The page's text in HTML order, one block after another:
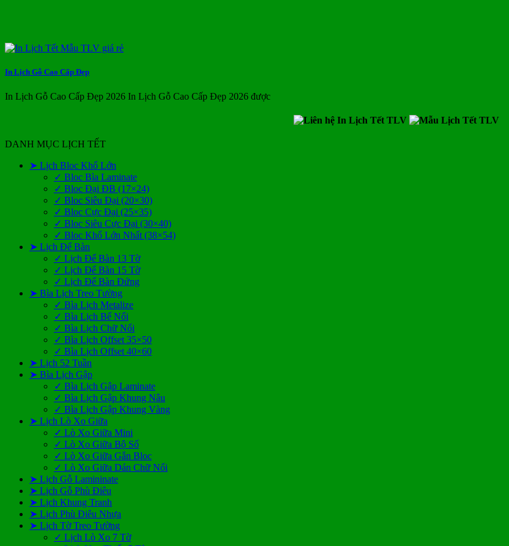
In Lịch Gỗ Cao Cấp Đẹp
In Lịch Gỗ Cao Cấp Đẹp 2026 In Lịch Gỗ Cao Cấp Đẹp 2026 được
DANH MỤC LỊCH TẾT
➤ Lịch Bloc Khổ Lớn
✓ Bloc Bìa Laminate
✓ Bloc Đại ĐB (17×24)
✓ Bloc Siêu Đại (20×30)
✓ Bloc Cực Đại (25×35)
✓ Bloc Siêu Cực Đại (30×40)
✓ Bloc Khổ Lớn Nhất (38×54)
➤ Lịch Để Bàn
✓ Lịch Để Bàn 13 Tờ
✓ Lịch Để Bàn 15 Tờ
✓ Lịch Để Bàn Đứng
➤ Bìa Lịch Treo Tường
✓ Bìa Lịch Metalize
✓ Bìa Lịch Bế Nổi
✓ Bìa Lịch Chữ Nổi
✓ Bìa Lịch Offset 35×50
✓ Bìa Lịch Offset 40×60
➤ Lịch 52 Tuần
➤ Bìa Lịch Gập
✓ Bìa Lịch Gập Laminate
✓ Bìa Lịch Gập Khung Nâu
✓ Bìa Lịch Gập Khung Vàng
➤ Lịch Lò Xo Giữa
✓ Lò Xo Giữa Mini
✓ Lò Xo Giữa Bộ Số
✓ Lò Xo Giữa Gắn Bloc
✓ Lò Xo Giữa Dán Chữ Nổi
➤ Lịch Gỗ Lamininate
➤ Lịch Gỗ Phù Điêu
➤ Lịch Khung Tranh
➤ Lịch Phù Điêu Nhựa
➤ Lịch Tờ Treo Tường
✓ Lịch Lò Xo 7 Tờ